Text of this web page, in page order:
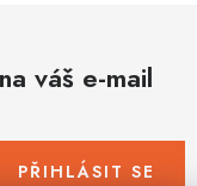
váš e-mail
PŘIHLÁSIT SE